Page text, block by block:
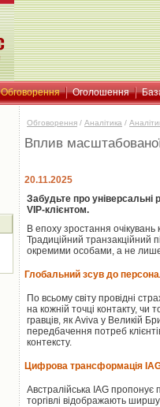
Обговорення Оголошення
Обговорення / Аналітика /
Вплив
20.11.2025
Забудьте про універсальні
VIP-клієнтом.
В епоху зростання очікувань
Традиційний транзакційний
окремими особами, а не
Глобальний зсув до
По всьому світу провідні
на кожній точці контакту,
гравців, як Aviva у Великій
передбачення потреб
контексту.
Цифрова трансформація
Австралійська IAG пропонує
торгівлі відображають